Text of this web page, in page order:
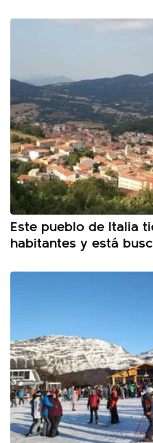
Este pueblo de Italia
habitantes y está